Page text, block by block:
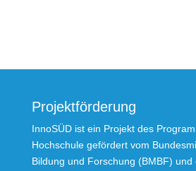
Projektförderung
InnoSÜD ist ein Projekt des
Hochschule gefördert vom
Bildung und Forschung (BMBF)